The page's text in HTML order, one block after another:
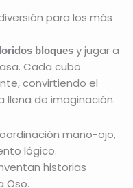
para los más
bloques y jugar a
Cada cubo
convirtiendo el
llena de imaginación.
mano-ojo,
lógico.
historias
Oso.